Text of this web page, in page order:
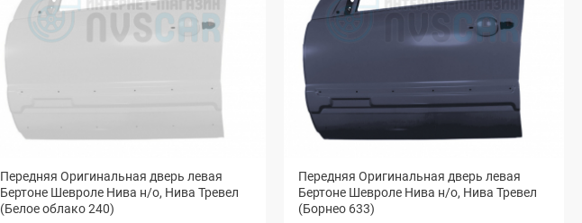
Передняя Оригинальная дверь левая
Бертоне Шевроле Нива н/о, Нива Тревел
(Белое облако 240)
Передняя Оригинальная дверь левая
Бертоне Шевроле Нива н/о, Нива Тревел
(Борнео 633)